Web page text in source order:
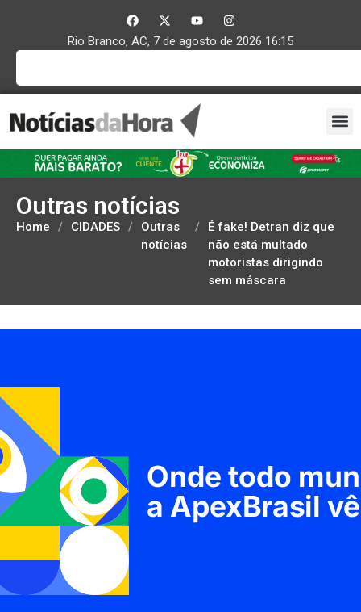
Rio Branco, AC, 7 de agosto de 2026 16:15
Outras notícias
Home / CIDADES /
Outras
notícias
/
É fake! Detran diz que
não está multado
motoristas dirigindo
sem máscara